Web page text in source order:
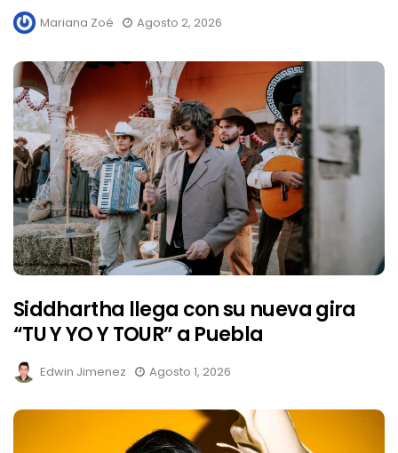
Mariana Zoé Agosto 2, 2026
Siddhartha llega con su nueva gira
“TU Y YO Y TOUR” a Puebla
Edwin Jimenez Agosto 1, 2026